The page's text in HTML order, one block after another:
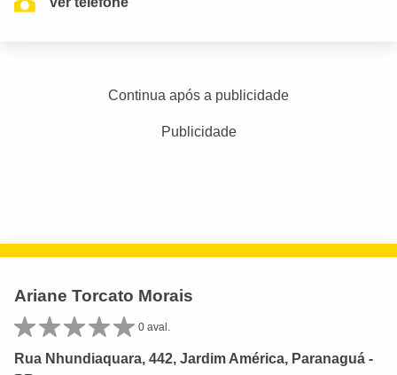
Continua após a publicidade
Publicidade
Ariane Torcato Morais
0 aval.
Rua Nhundiaquara, 442, Jardim América, Paranaguá -